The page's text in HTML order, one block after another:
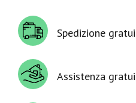
Spedizione
Assistenza